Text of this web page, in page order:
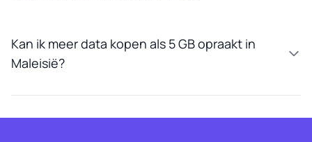
Kan ik meer data kopen als 5 GB opraakt in
Maleisië?